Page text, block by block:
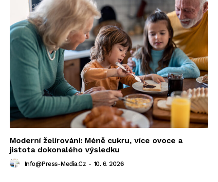
Moderní želírování: Méně cukru, více ovoce a
jistota dokonalého výsledku
Info@press-Media.cz - 10. 6. 2026